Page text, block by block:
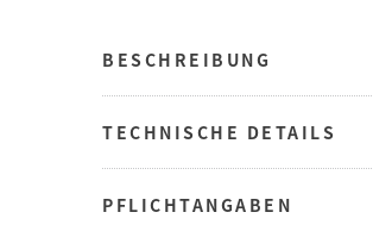
BESCHREIBUNG
TECHNISCHE DETAILS
PFLICHTANGABEN